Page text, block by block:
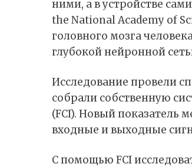
ними, а в устройстве
the National Academy of
головного мозга
глубокой нейронной
Исследование провели
собрали собственную
(FCI). Новый показатель
входные и выходные
С помощью FCI